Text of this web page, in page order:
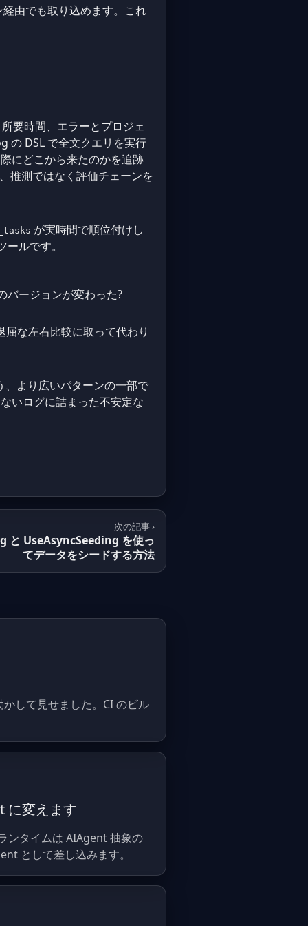
経由でも取り込めます。これ
要時間、エラーとプロジェ
の DSL で全文クエリを実行
にどこから来たのかを追跡
推測ではなく評価チェーンを
が実時間で順位付けし
ルです。
バージョンが変わった?
な左右比較に取って代わり
より広いパターンの一部で
いログに詰まった不安定な
次の記事 ›
と UseAsyncSeeding を使っ
てデータをシードする方法
して見せました。CI のビル
に変えます
ンタイムは AIAgent 抽象の
として差し込みます。